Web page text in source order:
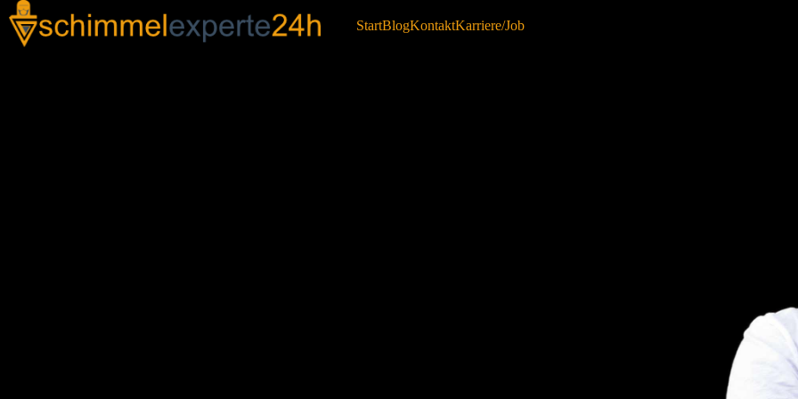
StartBlogKontaktKarriere/Job